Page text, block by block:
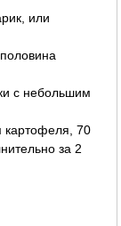
или
с небольшим
картофеля, 70
за 2